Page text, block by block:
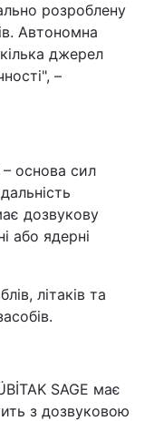
розроблену
Автономна
джерел
–
– основа сил
дозвукову
або ядерні
літаків та
SAGE має
з дозвуковою